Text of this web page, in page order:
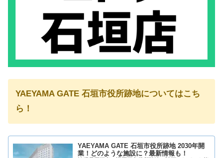
YAEYAMA GATE 石垣市役所跡地についてはこち
ら！
YAEYAMA GATE 石垣市役所跡地 2030年開
業！どのような施設に？最新情報も！